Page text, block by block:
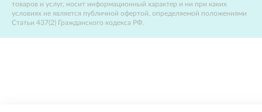
товаров и услуг, носит информационный характер и ни при каких
условиях не является публичной офертой, определяемой положениями
Статьи 437(2) Гражданского кодекса РФ.